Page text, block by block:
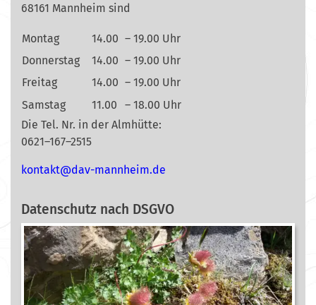
68161 Mannheim sind
Montag 14.00 – 19.00 Uhr
Donnerstag
14.00 – 19.00 Uhr
Freitag
14.00 – 19.00 Uhr
Samstag
11.00
– 18.00 Uhr
Die Tel. Nr. in der Almhütte:
0621–167–2515
ed.mi
ehnna
m-vad
@tkat
nok
Datenschutz nach DSGVO